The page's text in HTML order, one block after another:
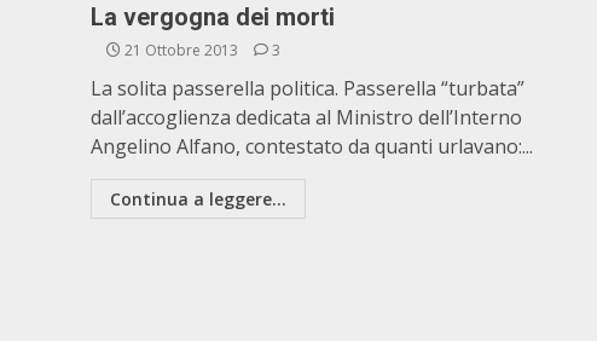
La vergogna dei morti
21 Ottobre 2013 3
La solita passerella politica. Passerella “turbata”
dall’accoglienza dedicata al Ministro dell’Interno
Angelino Alfano, contestato da quanti urlavano:...
Continua a leggere...